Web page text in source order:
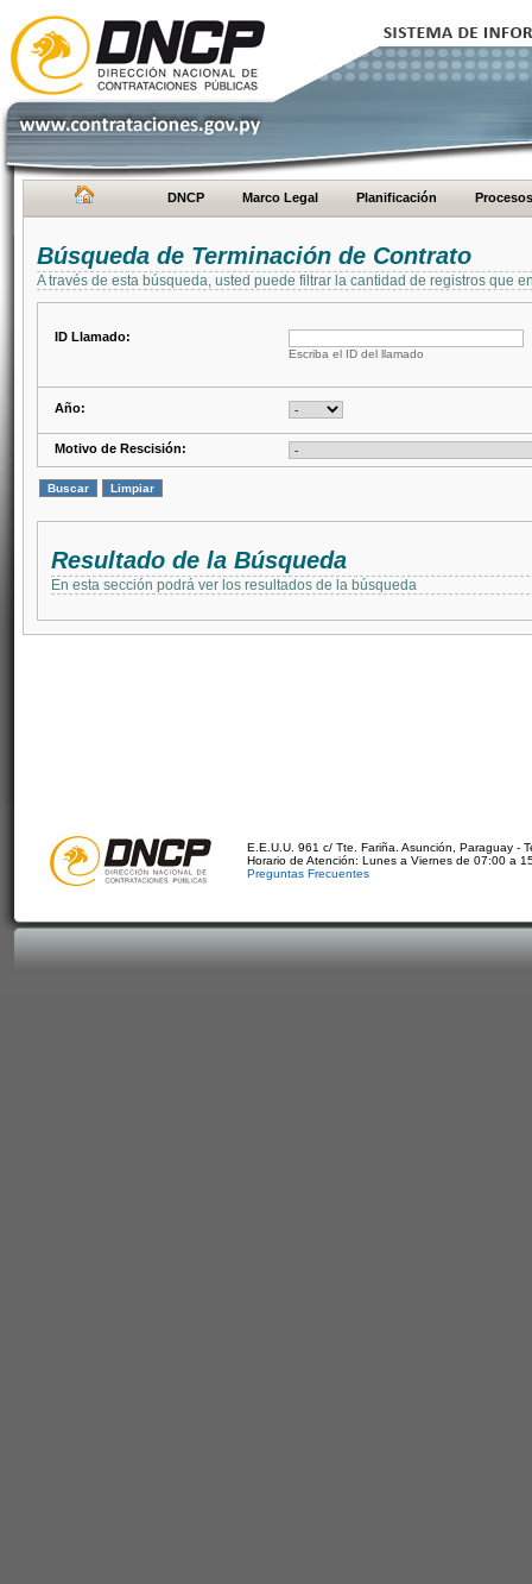
DNCP Marco Legal Planificación Procesos
Búsqueda de Terminación de Contrato
A través de esta búsqueda, usted puede filtrar la cantidad de registros que
ID Llamado:
Escriba el ID del llamado
Año:
Motivo de Rescisión:
Resultado de la Búsqueda
En esta sección podrá ver los resultados de la búsqueda
E.E.U.U. 961 c/ Tte. Fariña. Asunción, Paraguay -
Horario de Atención: Lunes a Viernes de 07:00 a
Preguntas Frecuentes